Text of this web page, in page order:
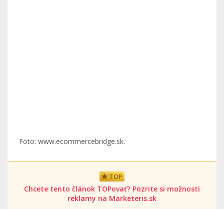
Foto: www.ecommercebridge.sk.
TOP
Chcete tento článok TOPovať? Pozrite si možnosti
reklamy na Marketeris.sk